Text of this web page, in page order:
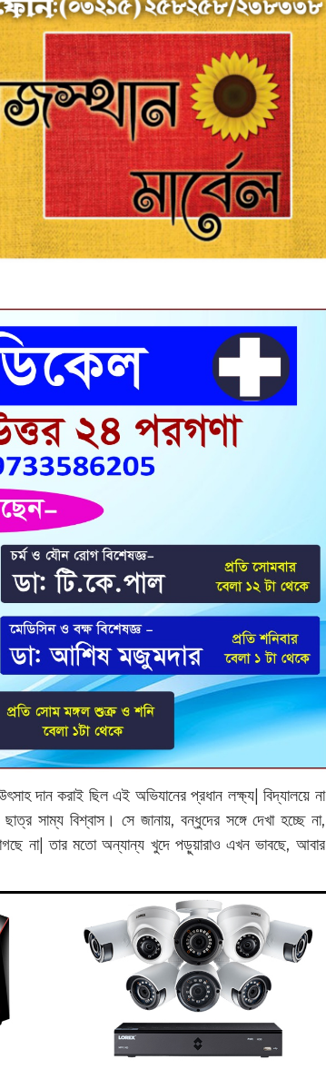
দান করাই ছিল এই অভিযানের প্রধান লক্ষ্য| বিদ্যালয়ে না
সাম্য বিশ্বাস। সে জানায়, বন্ধুদের সঙ্গে দেখা হচ্ছে না,
না| তার মতো অন্যান্য খুদে পড়ুয়ারাও এখন ভাবছে, আবার